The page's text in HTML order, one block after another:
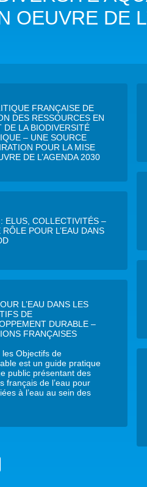
DU PFE BIODIVERSITÉ
EAUX, SOLS,
OEUVRE DE
FRANÇAISE DE
DES RESSOURCES EN
DE LA BIODIVERSITÉ
– UNE SOURCE
POUR LA MISE
DE L’AGENDA 2030
ELUS, COLLECTIVITÉS –
POUR L’EAU DANS
L’EAU DANS LES
DE
DURABLE –
FRANÇAISES
les Objectifs de
est un guide pratique
public présentant des
français de l’eau pour
à l’eau au sein des